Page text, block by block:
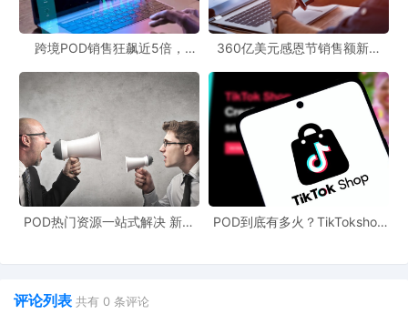
跨境POD销售狂飙近5倍，
360亿美元感恩节销售额新纪
新风潮！
POD热门资源一站式解决 新手
POD到底有多火？TikTokshop
评论列表 共有 0 条评论